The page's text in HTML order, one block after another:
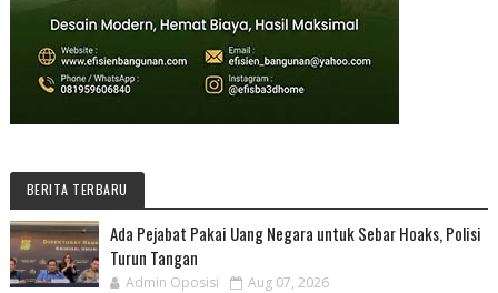
BERITA TERBARU
Ada Pejabat Pakai Uang Negara untuk Sebar Hoaks, Polisi
Turun Tangan
Admin Oposisi Aug 07, 2026